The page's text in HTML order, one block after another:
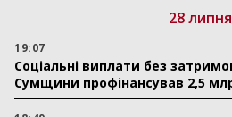
28 липня
19:07
Соціальні виплати без
Сумщини профінансував 2,5